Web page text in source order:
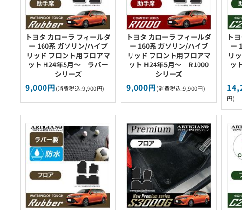
トヨタ カローラ フィールダ
ー 160系 ガソリン/ハイブ
リッド フロント用フロアマ
ット H24年5月～ ラバー
シリーズ
9,000円(消費税込:9,900円)
トヨタ カローラ フィールダ
ー 160系 ガソリン/ハイブ
リッド フロント用フロアマ
ット H24年5月～ R1000
シリーズ
9,000円(消費税込:9,900円)
ト
ー
リ
ッ
円)